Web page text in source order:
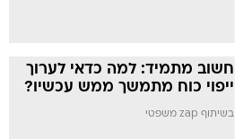
חשוב מתמיד: למה כדאי לערוך
ייפוי כוח מתמשך ממש עכשיו?
בשיתוף zap משפטי